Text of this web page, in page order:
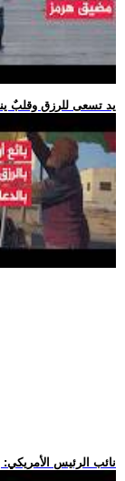
.. يد تسعى للرزق وقلبٌ
.. نائب الرئيس